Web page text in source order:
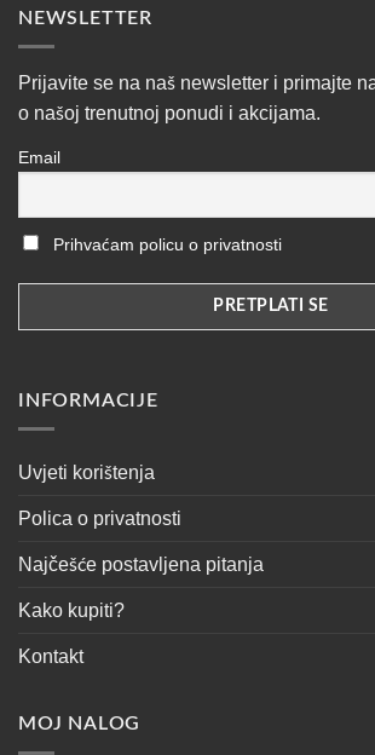
NEWSLETTER
Prijavite se na naš newsletter i primajte
o našoj trenutnoj ponudi i akcijama.
Email
Prihvaćam policu o privatnosti
INFORMACIJE
Uvjeti korištenja
Polica o privatnosti
Najčešće postavljena pitanja
Kako kupiti?
Kontakt
MOJ NALOG